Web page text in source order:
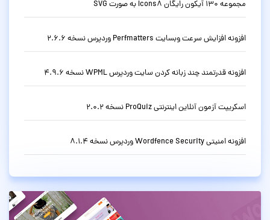
مجموعه 130 آیکون رایگان Icons8 به صورت SVG
افزونه افزایش سرعت وبسایت Perfmatters وردپرس نسخه 2.6.6
افزونه قدرتمند چند زبانه کردن سایت وردپرس WPML نسخه 4.9.6
اسکریپت آزمون آنلاین اینترنتی ProQuiz نسخه 2.0.2
افزونه امنیتی Wordfence Security وردپرس نسخه 8.1.4